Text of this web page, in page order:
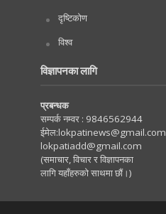
दृष्टिकोण
विश्व
विज्ञापनका लागि
प्रबन्धक
सम्पर्क नम्वर : 9846562944
ईमेल:lokpatinews@gmail.com
lokpatiadd@gmail.com
(समाचार, विचार र विज्ञापनका
लागि यहाँहरुको साथमा छौं।)